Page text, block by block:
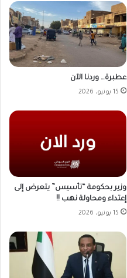
عطبرة… وردنا الآن
15 يونيو، 2026
وزير بحكومة “تأسيس” يتعرض إلى
إعتداء ومحاولة نهب !!
15 يونيو، 2026